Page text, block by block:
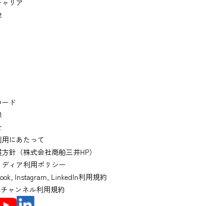
リア
ド
にあたって
針（株式会社商船三井HP）
ィア利用ポリシー
Instagram, LinkedIn利用規約
ャンネル利用規約